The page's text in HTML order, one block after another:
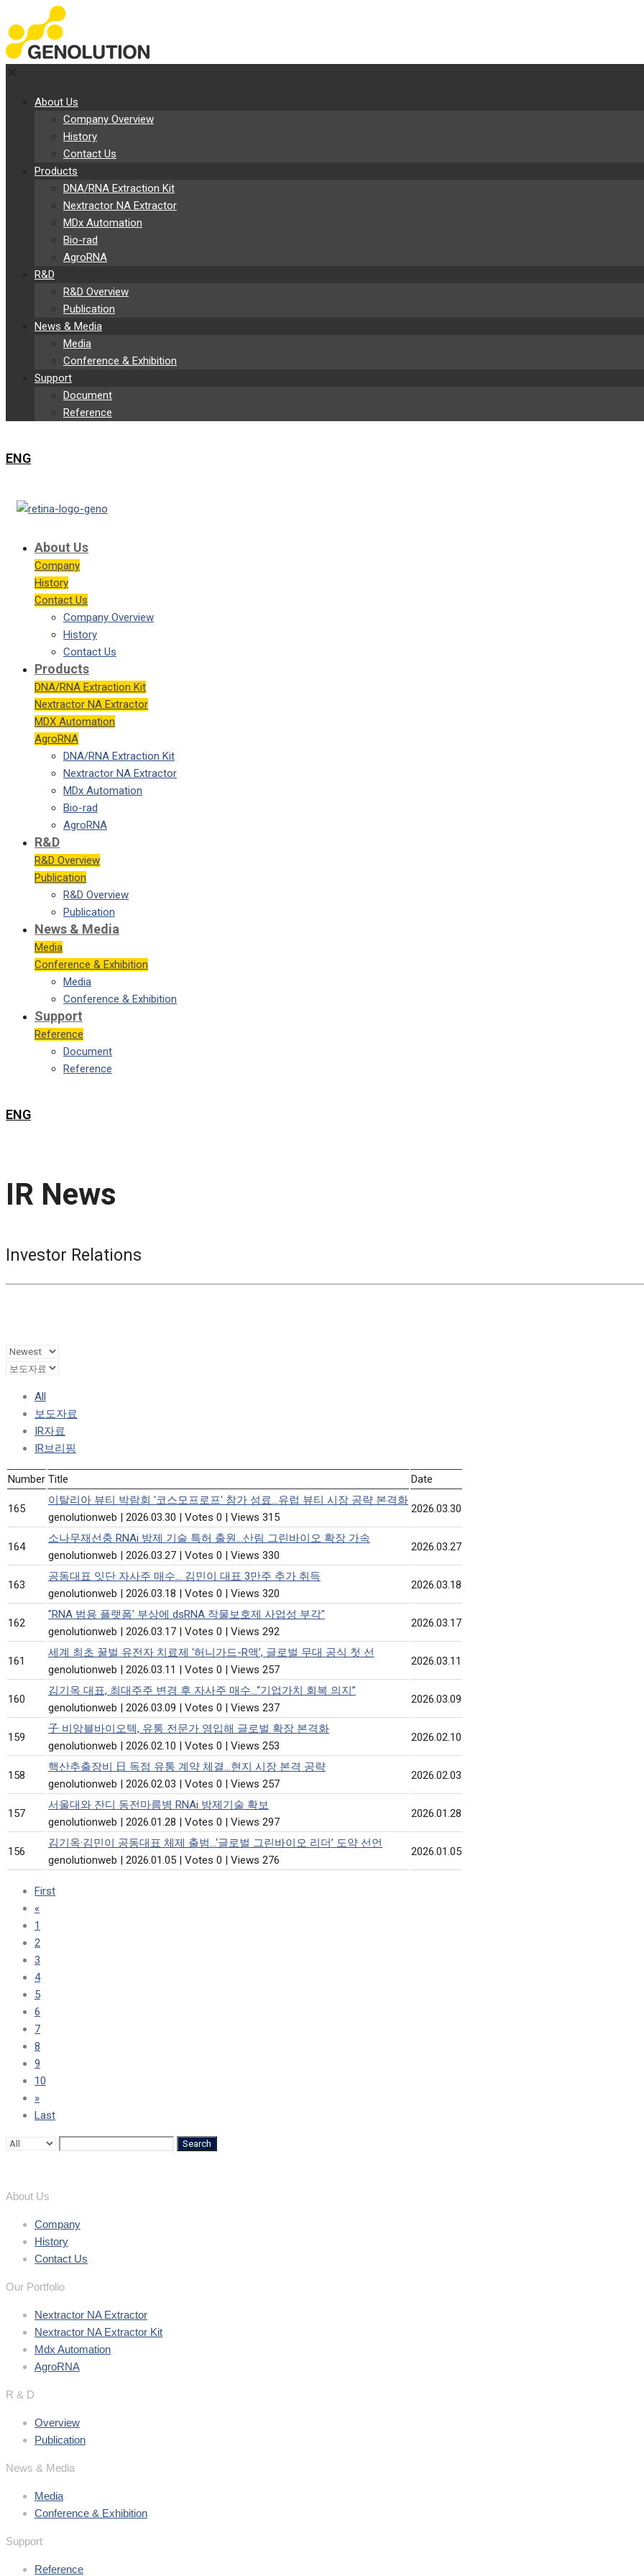
About Us
Company Overview
History
Contact Us
Products
DNA/RNA Extraction Kit
Nextractor NA Extractor
MDx Automation
Bio-rad
AgroRNA
R&D
R&D Overview
Publication
News & Media
Media
Conference & Exhibition
Support
Document
Reference
ENG
About Us
Company
History
Contact Us
Company Overview
History
Contact Us
Products
DNA/RNA Extraction Kit
Nextractor NA Extractor
MDX Automation
AgroRNA
DNA/RNA Extraction Kit
Nextractor NA Extractor
MDx Automation
Bio-rad
AgroRNA
R&D
R&D Overview
Publication
R&D Overview
Publication
News & Media
Media
Conference & Exhibition
Media
Conference & Exhibition
Support
Reference
Document
Reference
ENG
IR News
Investor Relations
All
보도자료
IR자료
IR브리핑
Number Title Date
165
이탈리아 뷰티 박람회 '코스모프로프' 참가 성료…유럽 뷰티 시장 공략 본격화
genolutionweb | 2026.03.30 | Votes 0 | Views 315
2026.03.30
164
소나무재선충 RNAi 방제 기술 특허 출원…산림 그린바이오 확장 가속
genolutionweb | 2026.03.27 | Votes 0 | Views 330
2026.03.27
163
공동대표 잇단 자사주 매수… 김민이 대표 3만주 추가 취득
genolutionweb | 2026.03.18 | Votes 0 | Views 320
2026.03.18
162
"RNA 범용 플랫폼' 부상에 dsRNA 작물보호제 사업성 부각"
genolutionweb | 2026.03.17 | Votes 0 | Views 292
2026.03.17
161
세계 최초 꿀벌 유전자 치료제 ‘허니가드-R액’, 글로벌 무대 공식 첫 선
genolutionweb | 2026.03.11 | Votes 0 | Views 257
2026.03.11
160
김기옥 대표, 최대주주 변경 후 자사주 매수…“기업가치 회복 의지”
genolutionweb | 2026.03.09 | Votes 0 | Views 237
2026.03.09
159
子 비앙블바이오텍, 유통 전문가 영입해 글로벌 확장 본격화
genolutionweb | 2026.02.10 | Votes 0 | Views 253
2026.02.10
158
핵산추출장비 日 독점 유통 계약 체결…현지 시장 본격 공략
genolutionweb | 2026.02.03 | Votes 0 | Views 257
2026.02.03
157
서울대와 잔디 동전마름병 RNAi 방제기술 확보
genolutionweb | 2026.01.28 | Votes 0 | Views 297
2026.01.28
156
김기옥·김민이 공동대표 체제 출범…‘글로벌 그린바이오 리더’ 도약 선언
genolutionweb | 2026.01.05 | Votes 0 | Views 276
2026.01.05
First
«
1
2
3
4
5
6
7
8
9
10
»
Last
Search
About Us
Company
History
Contact Us
Our Portfolio
Nextractor NA Extractor
Nextractor NA Extractor Kit
Mdx Automation
AgroRNA
R & D
Overview
Publication
News & Media
Media
Conference & Exhibition
Support
Reference